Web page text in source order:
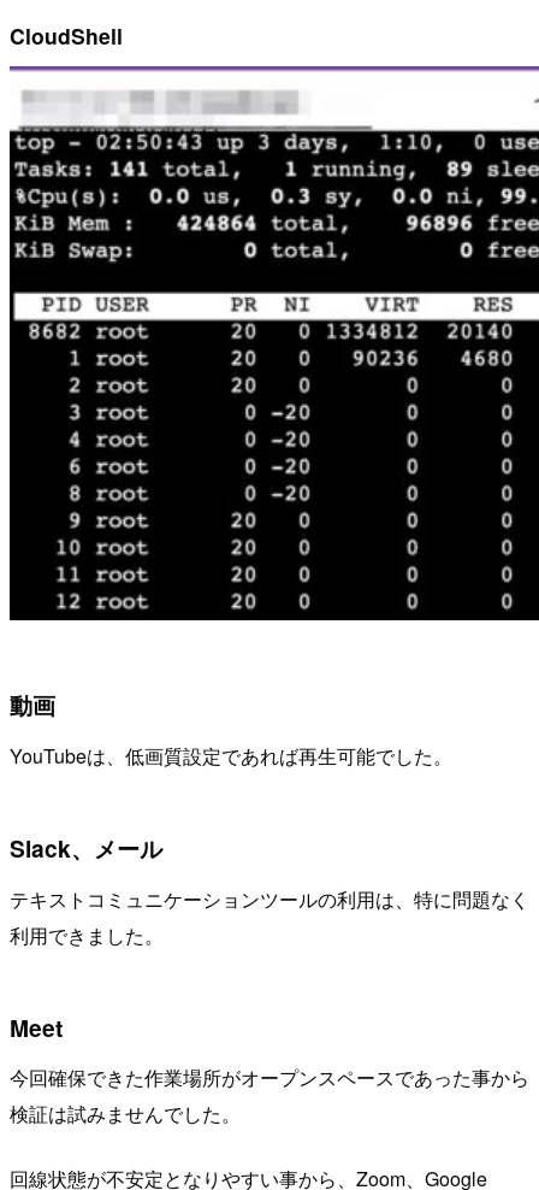
CloudShell
動画
YouTubeは、低画質設定であれば再生可能でした。
Slack、メール
テキストコミュニケーションツールの利用は、特に問題なく
利用できました。
Meet
今回確保できた作業場所がオープンスペースであった事から
検証は試みませんでした。
回線状態が不安定となりやすい事から、Zoom、Google